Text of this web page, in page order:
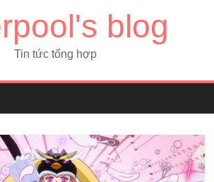
blog
Tin tức tổng hợp